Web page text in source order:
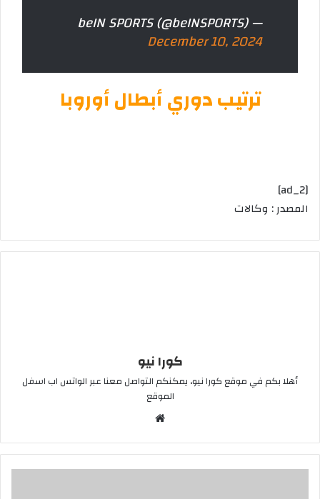
— beIN SPORTS (@beINSPORTS)
December 10, 2024
ترتيب دوري أبطال أوروبا
[ad_2]
المصدر : وكالات
كورا نيو
أهلا بكم في موقع كورا نيو، يمكنكم التواصل معنا عبر الواتس اب اسفل
الموقع